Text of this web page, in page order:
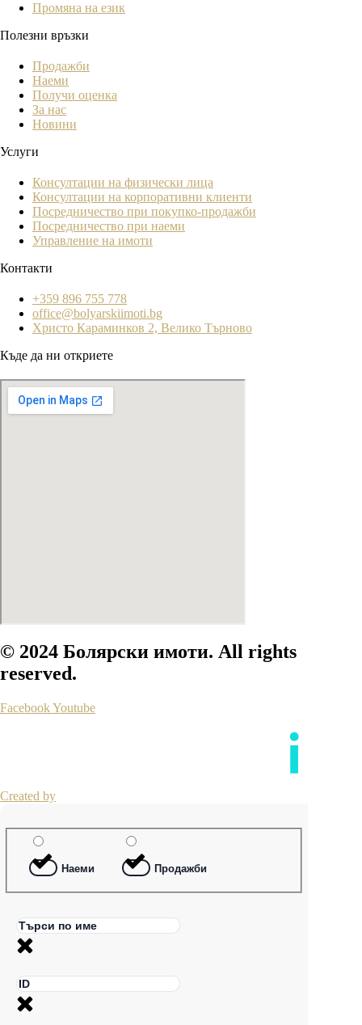
Промяна на език
Полезни връзки
Продажби
Наеми
Получи оценка
За нас
Новини
Услуги
Консултации на физически лица
Консултации на корпоративни клиенти
Посредничество при покупко-продажби
Посредничество при наеми
Управление на имоти
Контакти
+359 896 755 778
office@bolyarskiimoti.bg
Христо Караминков 2, Велико Търново
Къде да ни откриете
© 2024 Болярски имоти. All rights
reserved.
FacebookYoutube
Created by
Наеми Продажби